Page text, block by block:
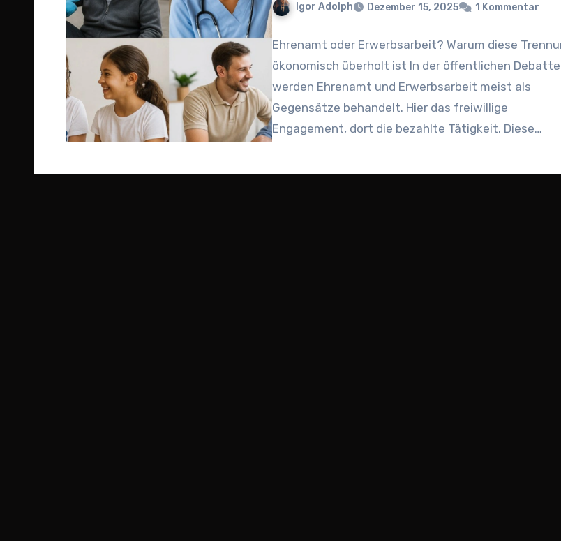
Igor Adolph Dezember 15, 2025 1 Kommentar
Ehrenamt oder Erwerbsarbeit? Warum diese
ökonomisch überholt ist In der öffentlichen Debatte
werden Ehrenamt und Erwerbsarbeit meist als
Gegensätze behandelt. Hier das freiwillige
Engagement, dort die bezahlte Tätigkeit. Diese…